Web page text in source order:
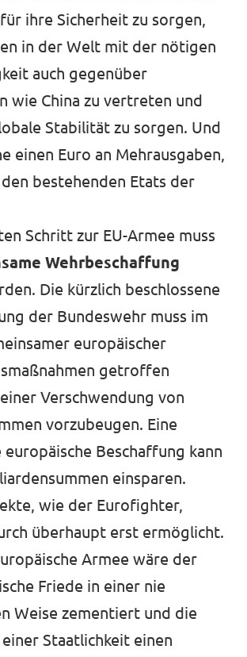
ihre Sicherheit zu sorgen,
in der Welt mit der nötigen
auch gegenüber
wie China zu vertreten und
Stabilität zu sorgen. Und
einen Euro an Mehrausgaben,
bestehenden Etats der
Schritt zur EU-Armee muss
Wehrbeschaffung
Die kürzlich beschlossene
der Bundeswehr muss im
europäischer
getroffen
Verschwendung von
vorzubeugen. Eine
europäische Beschaffung kann
einsparen.
wie der Eurofighter,
überhaupt erst ermöglicht.
Armee wäre der
Friede in einer nie
Weise zementiert und die
Staatlichkeit einen